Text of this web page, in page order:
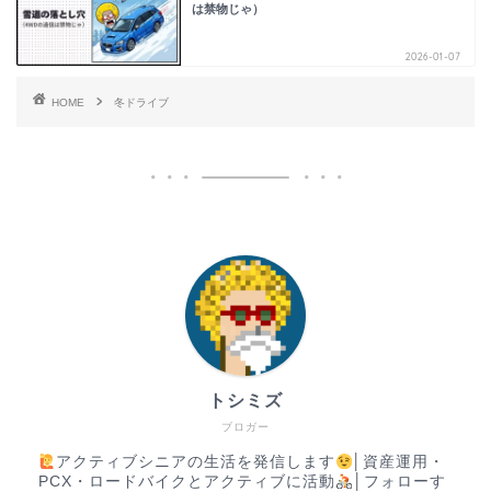
は禁物じゃ）
2026-01-07
HOME 冬ドライブ
ブロガー
トシミズ
アクティブシニアの生活を発信します
│資産運用・
PCX・ロードバイクとアクティブに活動
│フォローす